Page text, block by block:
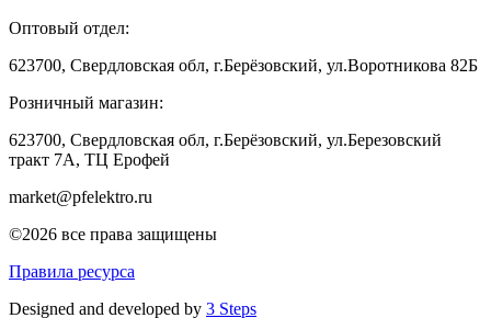
Оптовый отдел:
623700, Свердловская обл, г.Берёзовский, ул.Воротникова 82Б
Розничный магазин:
623700, Свердловская обл, г.Берёзовский, ул.Березовский
тракт 7А, ТЦ Ерофей
market@pfelektro.ru
©2026 все права защищены
Правила ресурса
Designed and developed by 3 Steps